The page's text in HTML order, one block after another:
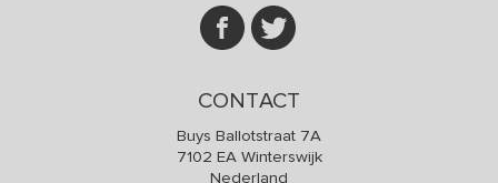
CONTACT
Buys Ballotstraat 7A
7102 EA Winterswijk
Nederland